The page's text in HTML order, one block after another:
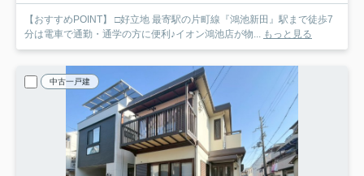
【おすすめPOINT】 □好立地 最寄駅の片町線『鴻池新田』駅まで徒歩7
分は電車で通勤・通学の方に便利♪イオン鴻池店が物...
もっと見る
中古一戸建